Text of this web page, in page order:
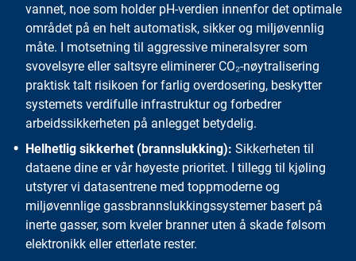
vannet, noe som holder pH-verdien innenfor det optimale
området på en helt automatisk, sikker og miljøvennlig
måte. I motsetning til aggressive mineralsyrer som
svovelsyre eller saltsyre eliminerer CO₂-nøytralisering
praktisk talt risikoen for farlig overdosering, beskytter
systemets verdifulle infrastruktur og forbedrer
arbeidssikkerheten på anlegget betydelig.
Helhetlig sikkerhet (brannslukking): Sikkerheten til
dataene dine er vår høyeste prioritet. I tillegg til kjøling
utstyrer vi datasentrene med toppmoderne og
miljøvennlige gassbrannslukkingssystemer basert på
inerte gasser, som kveler branner uten å skade følsom
elektronikk eller etterlate rester.